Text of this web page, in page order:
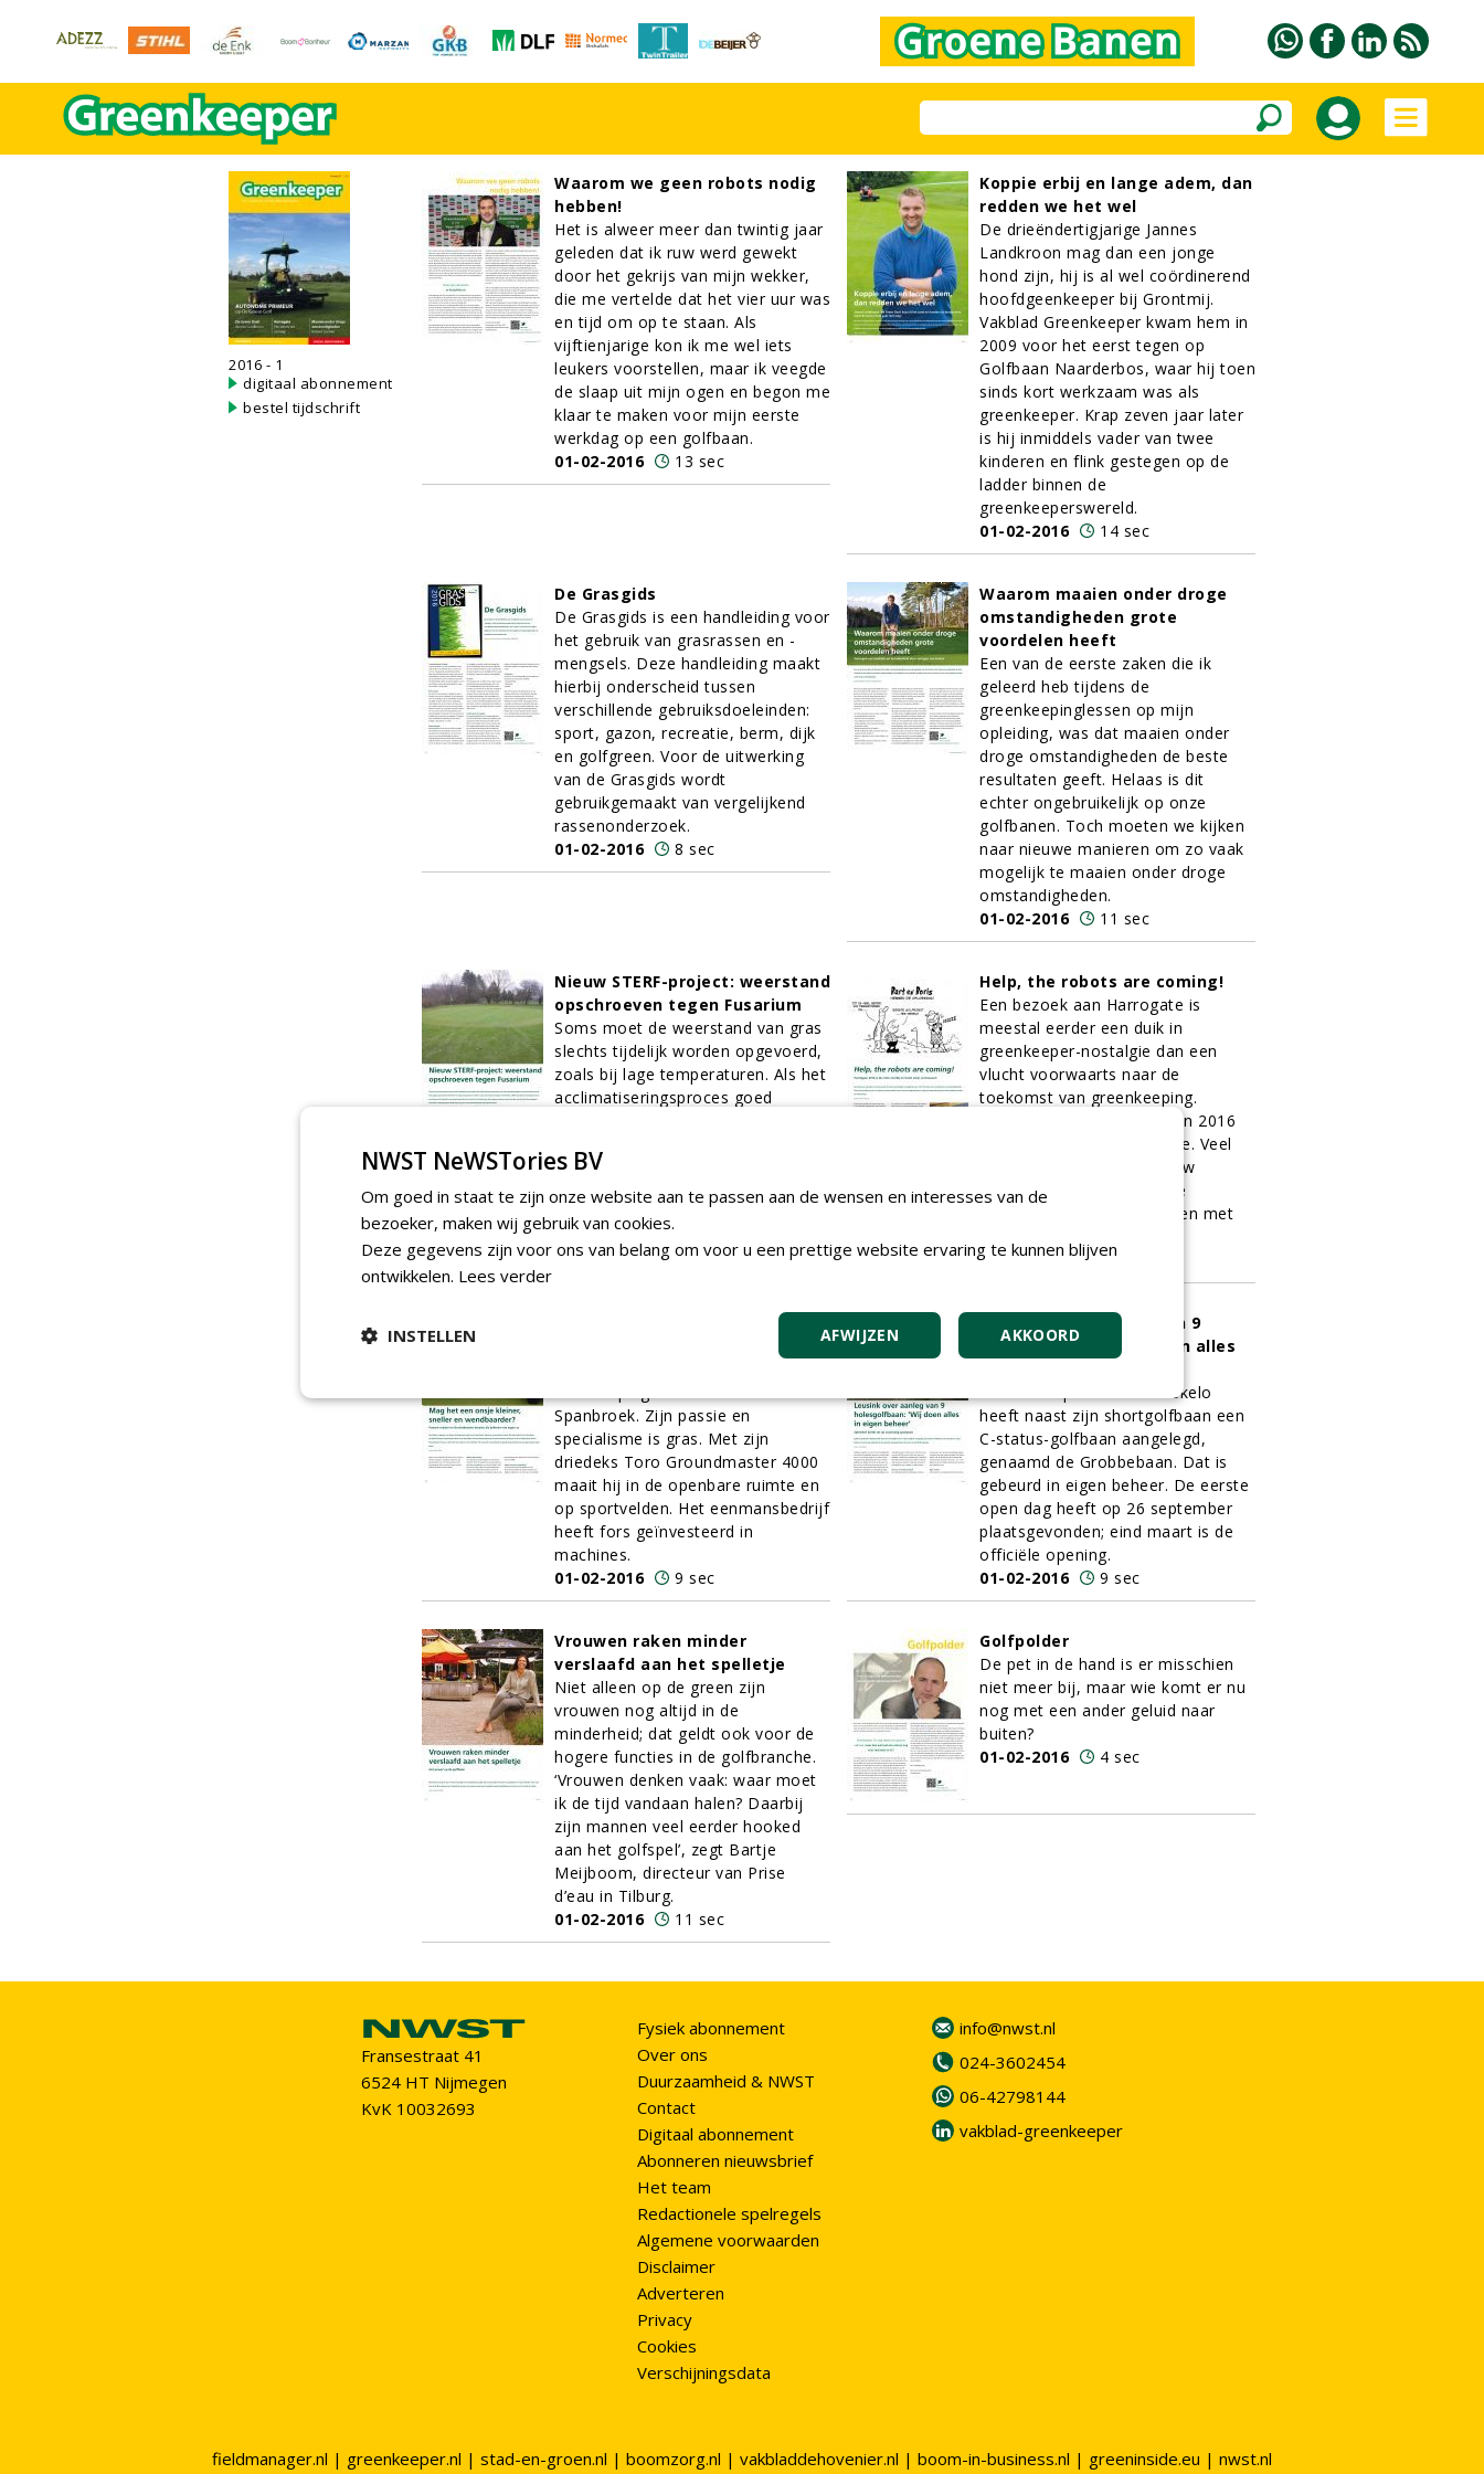
2016 - 1
digitaal abonnement
bestel tijdschrift
Waarom we geen robots nodig
hebben!
Het is alweer meer dan twintig jaar
geleden dat ik ruw werd gewekt
door het gekrijs van mijn wekker,
die me vertelde dat het vier uur was
en tijd om op te staan. Als
vijftienjarige kon ik me wel iets
leukers voorstellen, maar ik veegde
de slaap uit mijn ogen en begon me
klaar te maken voor mijn eerste
werkdag op een golfbaan.
01-02-2016
13 sec
Koppie erbij en lange adem, dan
redden we het wel
De drieëndertigjarige Jannes
Landkroon mag dan een jonge
hond zijn, hij is al wel coördinerend
hoofdgeenkeeper bij Grontmij.
Vakblad Greenkeeper kwam hem in
2009 voor het eerst tegen op
Golfbaan Naarderbos, waar hij toen
sinds kort werkzaam was als
greenkeeper. Krap zeven jaar later
is hij inmiddels vader van twee
kinderen en flink gestegen op de
ladder binnen de
greenkeeperswereld.
01-02-2016
14 sec
De Grasgids
De Grasgids is een handleiding voor
het gebruik van grasrassen en -
mengsels. Deze handleiding maakt
hierbij onderscheid tussen
verschillende gebruiksdoeleinden:
sport, gazon, recreatie, berm, dijk
en golfgreen. Voor de uitwerking
van de Grasgids wordt
gebruikgemaakt van vergelijkend
rassenonderzoek.
01-02-2016
8 sec
Waarom maaien onder droge
omstandigheden grote
voordelen heeft
Een van de eerste zaken die ik
geleerd heb tijdens de
greenkeepinglessen op mijn
opleiding, was dat maaien onder
droge omstandigheden de beste
resultaten geeft. Helaas is dit
echter ongebruikelijk op onze
golfbanen. Toch moeten we kijken
naar nieuwe manieren om zo vaak
mogelijk te maaien onder droge
omstandigheden.
01-02-2016
11 sec
Nieuw STERF-project: weerstand
opschroeven tegen Fusarium
Soms moet de weerstand van gras
slechts tijdelijk worden opgevoerd,
zoals bij lage temperaturen. Als het
acclimatiseringsproces goed
temperaturen (vriezen), maar ook
resistenter tegen winterziektes.
01-02-2016
8 sec
Help, the robots are coming!
Een bezoek aan Harrogate is
meestal eerder een duik in
greenkeeper-nostalgie dan een
vlucht voorwaarts naar de
toekomst van greenkeeping.
Misschien was de editie van 2016
een breuk met deze traditie. Veel
van de nieuwigheden die uw
redacteur bespeurde op de
beursvloer hadden te maken met
01-02-2016
10 sec
Mag het een onsje kleiner,
Spanbroek. Zijn passie en
specialisme is gras. Met zijn
driedeks Toro Groundmaster 4000
maait hij in de openbare ruimte en
op sportvelden. Het eenmansbedrijf
heeft fors geïnvesteerd in
machines.
01-02-2016
9 sec
Leusink over aanleg van 9
holesgolfbaan: 'Wij doen alles
Golfbaan Spielehof in Boekelo
heeft naast zijn shortgolfbaan een
C-status-golfbaan aangelegd,
genaamd de Grobbebaan. Dat is
gebeurd in eigen beheer. De eerste
open dag heeft op 26 september
plaatsgevonden; eind maart is de
officiële opening.
01-02-2016
9 sec
Vrouwen raken minder
verslaafd aan het spelletje
Niet alleen op de green zijn
vrouwen nog altijd in de
minderheid; dat geldt ook voor de
hogere functies in de golfbranche.
‘Vrouwen denken vaak: waar moet
ik de tijd vandaan halen? Daarbij
zijn mannen veel eerder hooked
aan het golfspel’, zegt Bartje
Meijboom, directeur van Prise
d’eau in Tilburg.
01-02-2016
11 sec
Golfpolder
De pet in de hand is er misschien
niet meer bij, maar wie komt er nu
nog met een ander geluid naar
buiten?
01-02-2016
4 sec
Fransestraat 41
6524 HT Nijmegen
KvK 10032693
Fysiek abonnement
Over ons
Duurzaamheid & NWST
Contact
Digitaal abonnement
Abonneren nieuwsbrief
Het team
Redactionele spelregels
Algemene voorwaarden
Disclaimer
Adverteren
Privacy
Cookies
Verschijningsdata
info@nwst.nl
024-3602454
06-42798144
vakblad-greenkeeper
fieldmanager.nl | greenkeeper.nl | stad-en-groen.nl | boomzorg.nl | vakbladdehovenier.nl | boom-in-business.nl | greeninside.eu | nwst.nl
NWST NeWSTories BV
Om goed in staat te zijn onze website aan te passen aan de wensen en interesses van de
bezoeker, maken wij gebruik van cookies.
Deze gegevens zijn voor ons van belang om voor u een prettige website ervaring te kunnen blijven
ontwikkelen. Lees verder
AKKOORD
AFWIJZEN
INSTELLEN